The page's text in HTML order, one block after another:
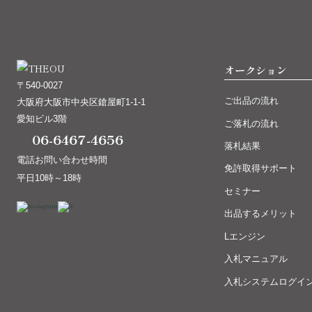
〒540-0027
大阪府大阪市中央区鎗屋町1-1-1
愛知ビル3階
06-6467-4656
電話お問い合わせ時間
平日10時～18時
オークション
ご出品の流れ
ご落札の流れ
落札結果
免許取得サポート
セミナー
出品するメリット
Lエンジン
入札マニュアル
入札システムログイ